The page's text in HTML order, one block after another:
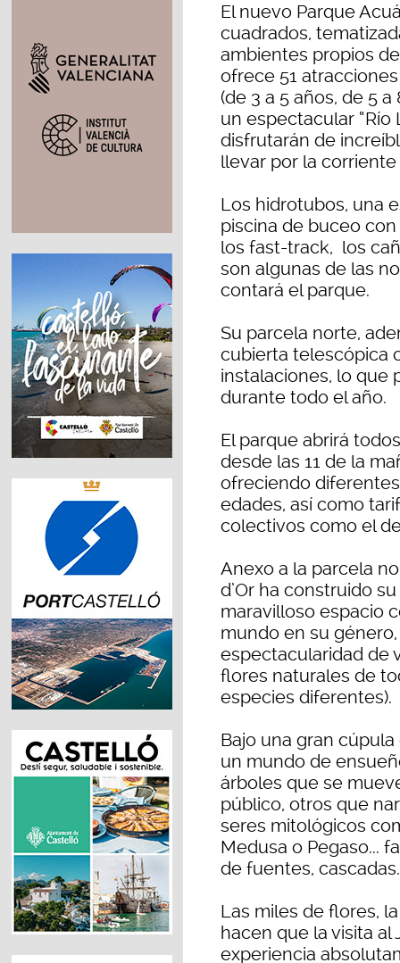
El nuevo Parque
cuadrados,
ambientes propios
ofrece 51
(de 3 a 5 años, de 5
un espectacular
disfrutarán de
llevar por la
Los hidrotubos, una
piscina de buceo
los fast-track, los
son algunas de las
contará el parque.
Su parcela norte,
cubierta telescópica
instalaciones, lo que
durante todo el año.
El parque abrirá
desde las 11 de la
ofreciendo
edades, así como
colectivos como el
Anexo a la parcela
d’Or ha construido
maravilloso espacio
mundo en su
espectacularidad de
flores naturales de
especies diferentes).
Bajo una gran
un mundo de
árboles que se
público, otros que
seres mitológicos
Medusa o Pegaso...
de fuentes,
Las miles de flores,
hacen que la visita
experiencia